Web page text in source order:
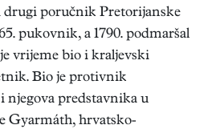
drugi poručnik Pretorijanske
pukovnik, a 1790. podmaršal
vrijeme bio i kraljevski
Bio je protivnik
njegova predstavnika u
Gyarmáth, hrvatsko-